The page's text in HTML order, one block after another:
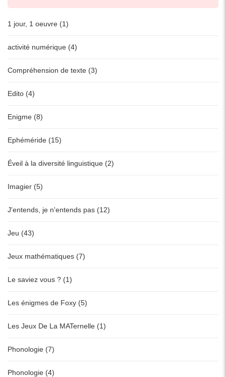
1 jour, 1 oeuvre (1)
activité numérique (4)
Compréhension de texte (3)
Edito (4)
Enigme (8)
Ephéméride (15)
Éveil à la diversité linguistique (2)
Imagier (5)
J'entends, je n'entends pas (12)
Jeu (43)
Jeux mathématiques (7)
Le saviez vous ? (1)
Les énigmes de Foxy (5)
Les Jeux De La MATernelle (1)
Phonologie (7)
Phonologie (4)